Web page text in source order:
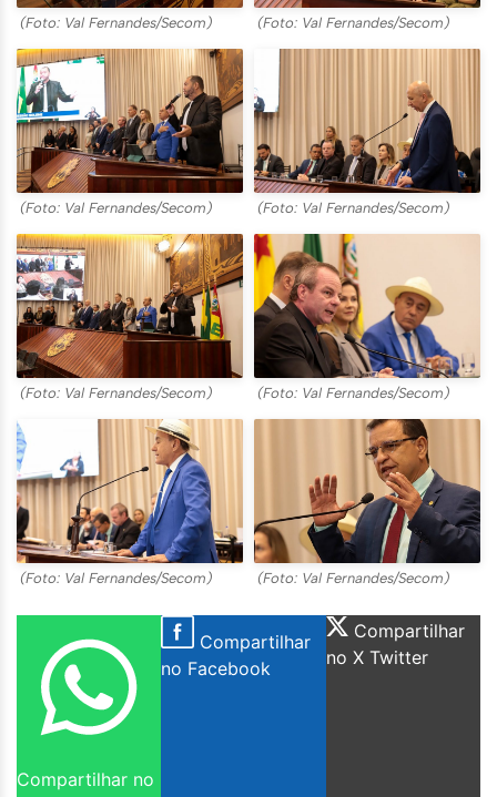
(Foto: Val Fernandes/Secom) (Foto: Val Fernandes/Secom)
(Foto: Val Fernandes/Secom) (Foto: Val Fernandes/Secom)
(Foto: Val Fernandes/Secom) (Foto: Val Fernandes/Secom)
(Foto: Val Fernandes/Secom) (Foto: Val Fernandes/Secom)
Compartilhar no
Compartilhar
no Facebook
Compartilhar
no X Twitter